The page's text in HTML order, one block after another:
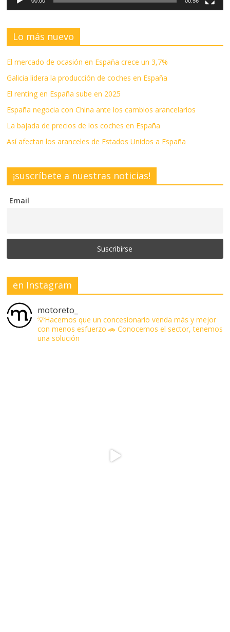
Lo más nuevo
El mercado de ocasión en España crece un 3,7%
Galicia lidera la producción de coches en España
El renting en España sube en 2025
España negocia con China ante los cambios arancelarios
La bajada de precios de los coches en España
Así afectan los aranceles de Estados Unidos a España
¡suscríbete a nuestras noticias!
Email
en Instagram
motoreto_
💡Hacemos que un concesionario venda más y mejor
con menos esfuerzo 🚗 Conocemos el sector, tenemos
una solución